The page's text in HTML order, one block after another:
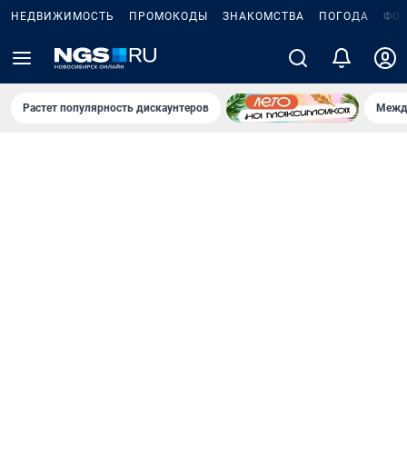
НЕДВИЖИМОСТЬ ПРОМОКОДЫ ЗНАКОМСТВА ПОГОДА
Растет популярность дискаунтеров